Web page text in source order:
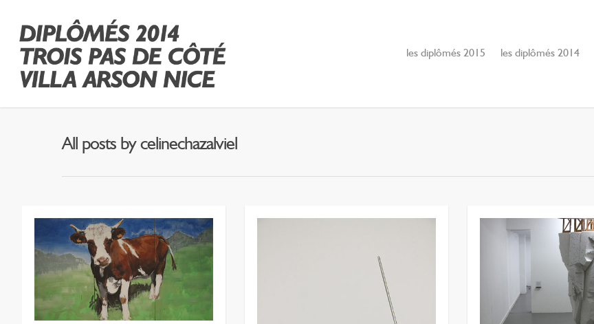
les diplômés 2015 les diplômés 2014
All posts by celinechazalviel